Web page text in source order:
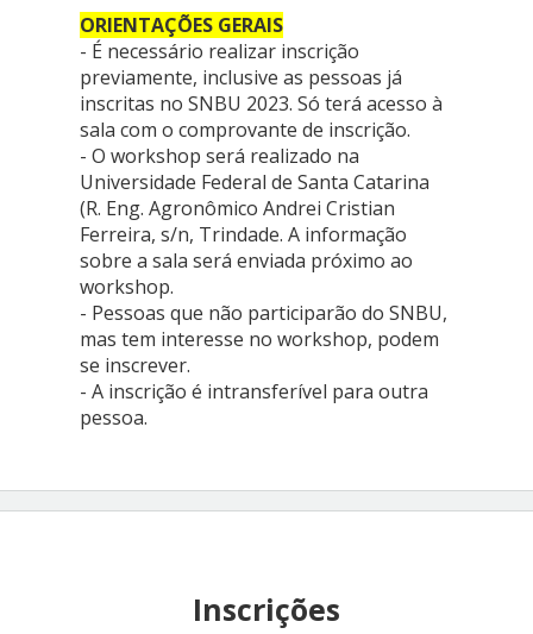
ORIENTAÇÕES GERAIS
- É necessário realizar inscrição
previamente, inclusive as pessoas já
inscritas no SNBU 2023. Só terá acesso à
sala com o comprovante de inscrição.
- O workshop será realizado na
Universidade Federal de Santa Catarina
(R. Eng. Agronômico Andrei Cristian
Ferreira, s/n, Trindade. A informação
sobre a sala será enviada próximo ao
workshop.
- Pessoas que não participarão do SNBU,
mas tem interesse no workshop, podem
se inscrever.
- A inscrição é intransferível para outra
pessoa.
Inscrições